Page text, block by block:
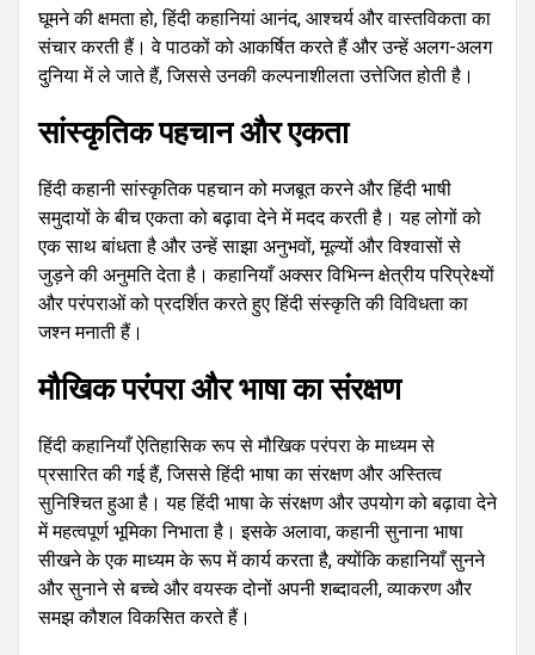
घूमने की क्षमता हो, हिंदी कहानियां आनंद, आश्चर्य और वास्तविकता का
संचार करती हैं। वे पाठकों को आकर्षित करते हैं और उन्हें अलग-अलग
दुनिया में ले जाते हैं, जिससे उनकी कल्पनाशीलता उत्तेजित होती है।
सांस्कृतिक पहचान और एकता
हिंदी कहानी सांस्कृतिक पहचान को मजबूत करने और हिंदी भाषी
समुदायों के बीच एकता को बढ़ावा देने में मदद करती है। यह लोगों को
एक साथ बांधता है और उन्हें साझा अनुभवों, मूल्यों और विश्वासों से
जुड़ने की अनुमति देता है। कहानियाँ अक्सर विभिन्न क्षेत्रीय परिप्रेक्ष्यों
और परंपराओं को प्रदर्शित करते हुए हिंदी संस्कृति की विविधता का
जश्न मनाती हैं।
मौखिक परंपरा और भाषा का संरक्षण
हिंदी कहानियाँ ऐतिहासिक रूप से मौखिक परंपरा के माध्यम से
प्रसारित की गई हैं, जिससे हिंदी भाषा का संरक्षण और अस्तित्व
सुनिश्चित हुआ है। यह हिंदी भाषा के संरक्षण और उपयोग को बढ़ावा देने
में महत्वपूर्ण भूमिका निभाता है। इसके अलावा, कहानी सुनाना भाषा
सीखने के एक माध्यम के रूप में कार्य करता है, क्योंकि कहानियाँ सुनने
और सुनाने से बच्चे और वयस्क दोनों अपनी शब्दावली, व्याकरण और
समझ कौशल विकसित करते हैं।